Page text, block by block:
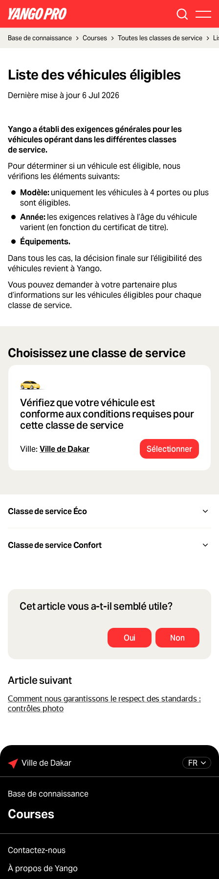
Base de connaissance Courses Toutes les classes de service
Liste des véhicules éligibles
Dernière mise à jour 6 Jul 2026
Yango a établi des exigences générales pour les
véhicules opérant dans les différentes classes
de service.
Pour déterminer si un véhicule est éligible, nous
vérifions les éléments suivants:
Modèle: uniquement les véhicules à 4 portes ou plus
sont éligibles.
Année: les exigences relatives à l’âge du véhicule
varient (en fonction du certificat de titre).
Équipements.
Dans tous les cas, la décision finale sur l’éligibilité des
véhicules revient à Yango.
Vous pouvez demander à votre partenaire plus
d’informations sur les véhicules éligibles pour chaque
classe de service.
Choisissez une classe de service
Vérifiez que votre véhicule est
conforme aux conditions requises pour
cette classe de service
Ville: Ville de Dakar Sélectionner
Classe de service Éco
Classe de service Confort
Cet article vous a-t-il semblé utile?
Oui Non
Article suivant
Comment nous garantissons le respect des standards :
contrôles photo
FR
Ville de Dakar
Base de connaissance
Courses
Contactez-nous
À propos de Yango